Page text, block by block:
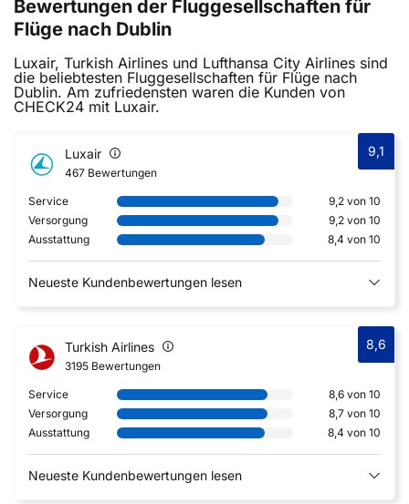
Bewertungen der Fluggesellschaften für
Flüge nach Dublin
Luxair, Turkish Airlines und Lufthansa City Airlines sind
die beliebtesten Fluggesellschaften für Flüge nach
Dublin. Am zufriedensten waren die Kunden von
CHECK24 mit Luxair.
Luxair
467 Bewertungen
9,1
Service
9,2 von 10
Versorgung
9,2 von 10
Ausstattung
8,4 von 10
Neueste Kundenbewertungen lesen
Turkish Airlines
3195 Bewertungen
8,6
Service
8,6 von 10
Versorgung
8,7 von 10
Ausstattung
8,4 von 10
Neueste Kundenbewertungen lesen